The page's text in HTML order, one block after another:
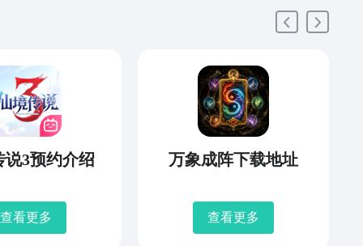
说3预约介绍
查看更多
万象成阵下载地址
查看更多